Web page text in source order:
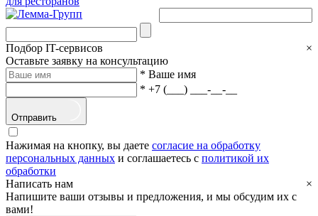
Подбор IT-сервисов
×
Оставьте заявку на консультацию
* Ваше имя
* +7 (___) ___-__-__
Отправить
Нажимая на кнопку, вы даете согласие на обработку
персональных данных и соглашаетесь с политикой их
обработки
Написать нам
×
Напишите ваши отзывы и предложения, и мы обсудим их с
вами!